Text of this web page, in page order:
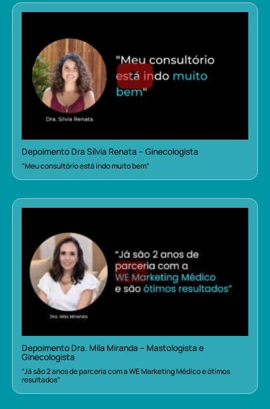
Depoimento Dra Sílvia Renata – Ginecologista
“Meu consultório está indo muito bem”
Depoimento Dra. Mila Miranda – Mastologista e
Ginecologista
“Já são 2 anos de parceria com a WE Marketing Médico e ótimos
resultados”